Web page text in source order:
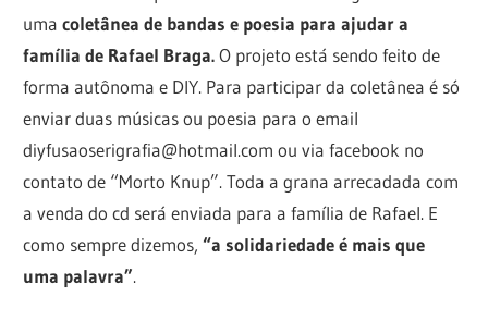
umacoletânea de bandas e poesia para ajudar a
família de Rafael Braga.O projeto está sendo feito de
forma autônoma e DIY. Para participar da coletânea é só
enviar duas músicas ou poesia para o email
diyfusaoserigrafia@hotmail.com ou via facebook no
contato de “Morto Knup”. Toda a grana arrecadada com
a venda do cd será enviada para a família de Rafael. E
como sempre dizemos,“a solidariedade é mais que
uma palavra”.